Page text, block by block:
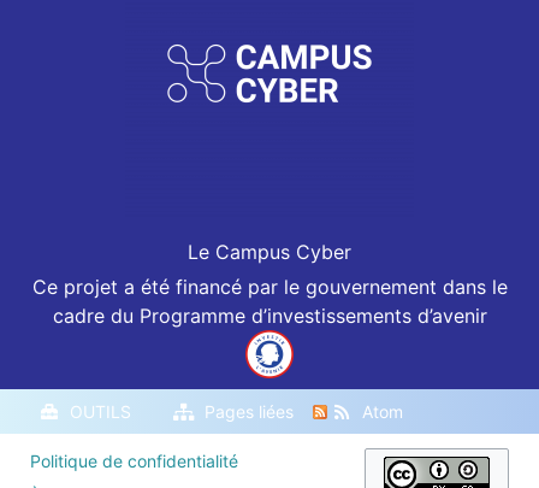
Le Campus Cyber
Ce projet a été financé par le gouvernement dans le
cadre du Programme d’investissements d’avenir
OUTILS Pages liées Atom
Politique de confidentialité